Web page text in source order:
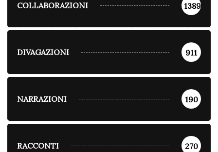
COLLABORAZIONI 1389
DIVAGAZIONI 911
NARRAZIONI 190
RACCONTI 270